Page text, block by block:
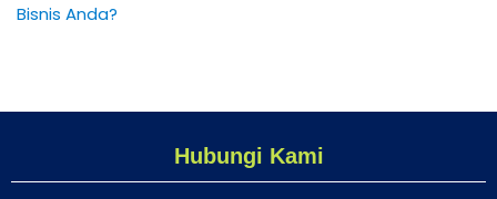
Bisnis Anda?
Hubungi Kami